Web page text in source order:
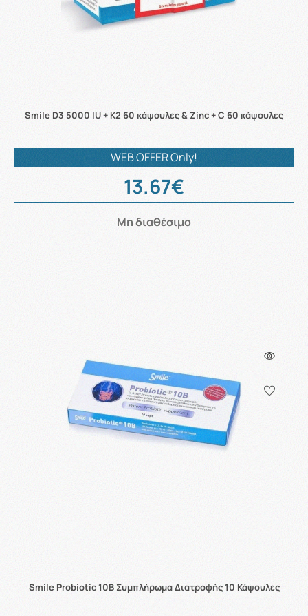
Smile D3 5000 IU + K2 60 κάψουλες & Zinc + C 60 κάψουλες
WEB OFFER Only!
13.67€
Μη διαθέσιμο
Smile Probiotic 10B Συμπλήρωμα Διατροφής 10 Κάψουλες